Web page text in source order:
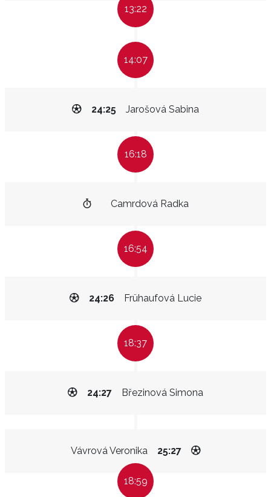
13:22
14:07
Jarošová Sabina
24:25
16:18
Camrdová Radka
16:54
Frühaufová Lucie
24:26
18:37
Březinová Simona
24:27
Vávrová Veronika 25:27
18:59